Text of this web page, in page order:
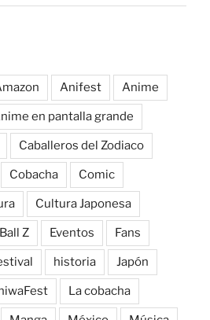
Anifest Anime
en pantalla grande
Caballeros del Zodiaco
Cobacha Comic
Cultura Japonesa
Z Eventos Fans
historia Japón
La cobacha